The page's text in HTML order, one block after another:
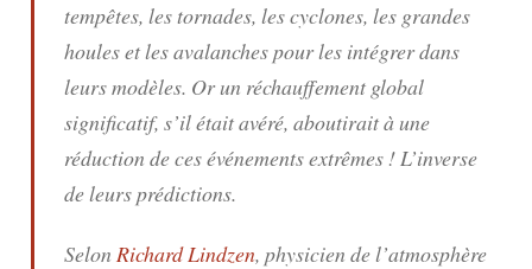
tempêtes, les tornades, les cyclones, les grandes
houles et les avalanches pour les intégrer dans
leurs modèles. Or un réchauffement global
significatif, s’il était avéré, aboutirait à une
réduction de ces événements extrêmes ! L’inverse
de leurs prédictions.
Selon Richard Lindzen, physicien de l’atmosphère